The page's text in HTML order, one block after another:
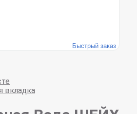
Быстрый заказ
вкладка